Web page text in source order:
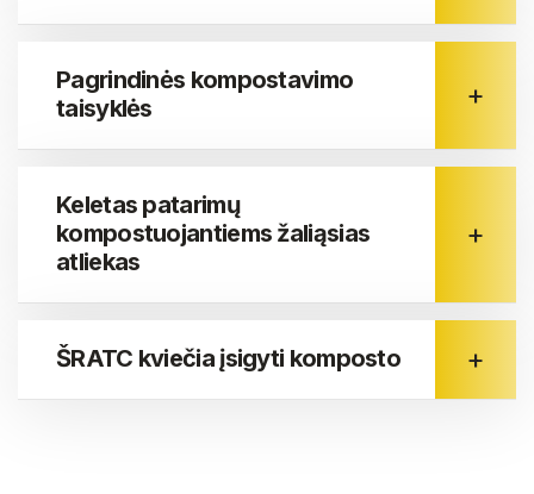
Pagrindinės kompostavimo
taisyklės
Keletas patarimų
kompostuojantiems žaliąsias
atliekas
ŠRATC kviečia įsigyti komposto